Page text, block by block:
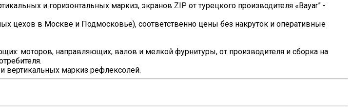
и горизонтальных маркиз, экранов ZIP от турецкого производителя «Bayar” -
цехов в Москве и Подмосковье), соответственно цены без накруток и оперативные
моторов, направляющих, валов и мелкой фурнитуры, от производителя и сборка на
вертикальных маркиз рефлексолей.